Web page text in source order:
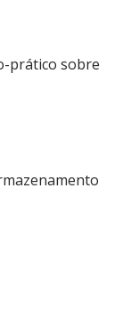
prático sobre